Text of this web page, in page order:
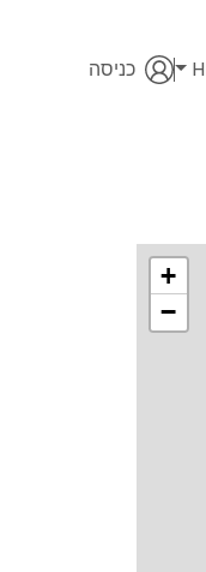
כניסה
+
−